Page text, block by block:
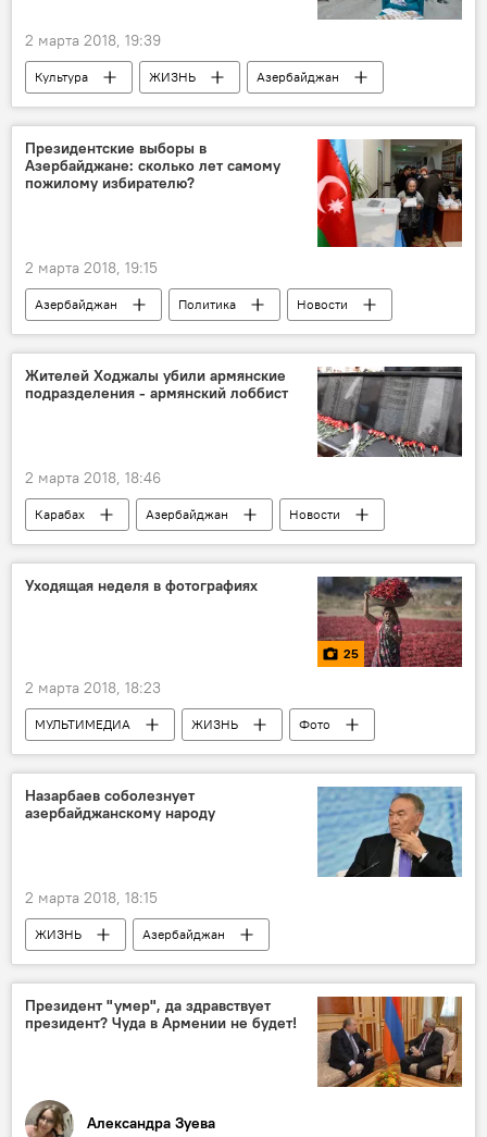
2 марта 2018, 19:39
Культура ЖИЗНЬ
Азербайджан
Новости
Италия
Аугусто Массари
Baku Media Center
Президентские выборы в
Азербайджане: сколько лет самому
пожилому избирателю?
2 марта 2018, 19:15
Азербайджан Политика
Новости
ЦИК
Президентские выборы
Избиратели
Выборы президента в Азербайджане
Жителей Ходжалы убили армянские
подразделения - армянский лоббист
2 марта 2018, 18:46
Карабах Азербайджан
Новости
Армения
США
Михран Тумаджан
Энтони Портантино
Уходящая неделя в фотографиях
25
2 марта 2018, 18:23
МУЛЬТИМЕДИА ЖИЗНЬ
Фото
Новости
Новости мира
Фотография
Фотодокументалистика
События
Фоторепортаж
Назарбаев соболезнует
азербайджанскому народу
2 марта 2018, 18:15
ЖИЗНЬ
Азербайджан
Происшествия
Новости
Казахстан
Нурсултан Назарбаев
Ильхам Алиев
соболезнования
пожар
Президент "умер", да здравствует
президент? Чуда в Армении не будет!
Александра Зуева